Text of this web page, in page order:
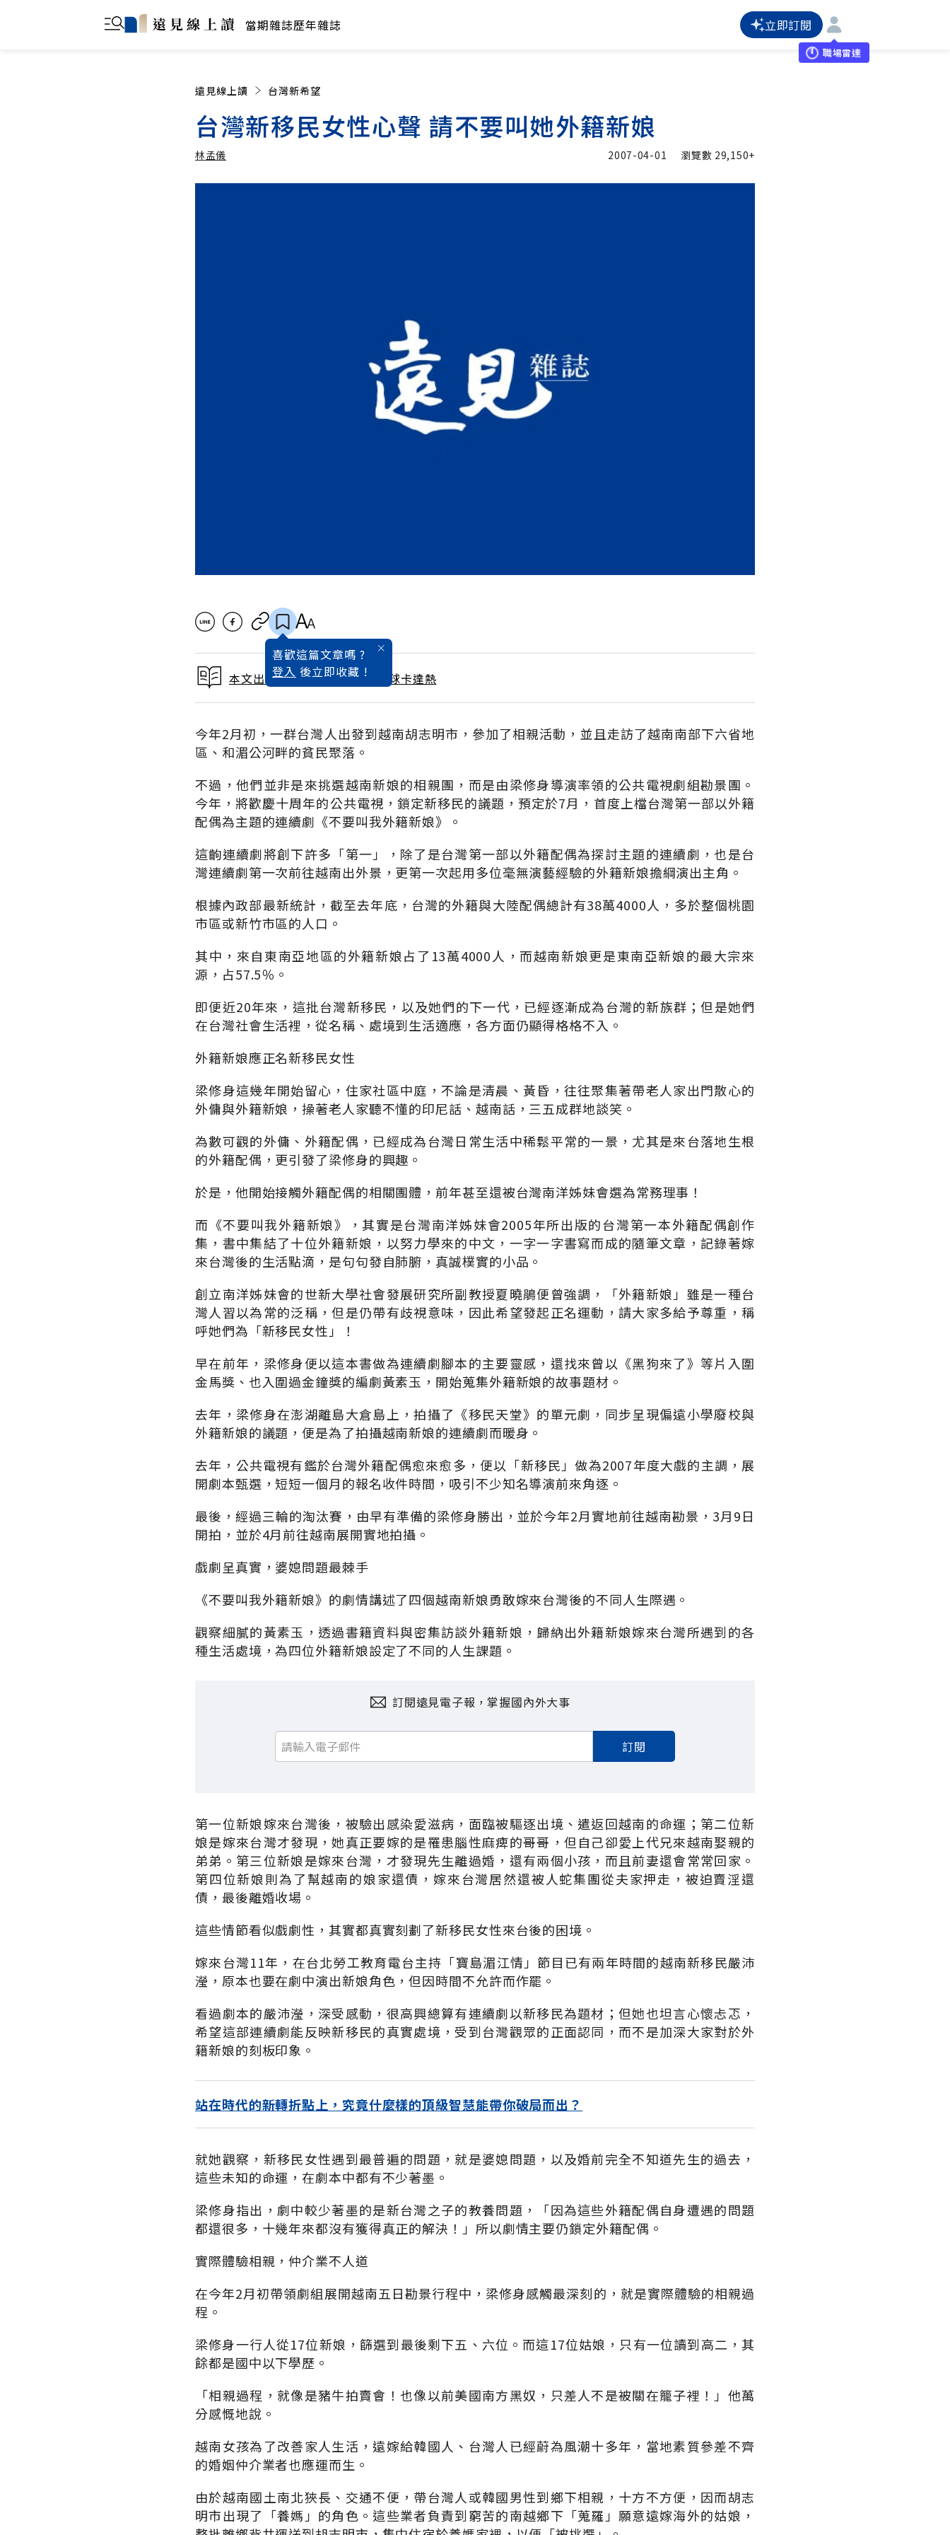
當期雜誌歷年雜誌 立即訂閱
職場雷達
遠見線上讀 台灣新希望
台灣新移民女性心聲 請不要叫她外籍新娘
林孟儀 2007-04-01 瀏覽數 29,150+
喜歡這篇文章嗎 ?
登入 後立即收藏 !
本文出自 2007 / 4月號雜誌 全球卡達熱
今年2月初，一群台灣人出發到越南胡志明市，參加了相親活動，並且走訪了越南南部下六省地
區、和湄公河畔的貧民聚落。
不過，他們並非是來挑選越南新娘的相親團，而是由梁修身導演率領的公共電視劇組勘景團。
今年，將歡慶十周年的公共電視，鎖定新移民的議題，預定於7月，首度上檔台灣第一部以外籍
配偶為主題的連續劇《不要叫我外籍新娘》。
這齣連續劇將創下許多「第一」，除了是台灣第一部以外籍配偶為探討主題的連續劇，也是台
灣連續劇第一次前往越南出外景，更第一次起用多位毫無演藝經驗的外籍新娘擔綱演出主角。
根據內政部最新統計，截至去年底，台灣的外籍與大陸配偶總計有38萬4000人，多於整個桃園
市區或新竹市區的人口。
其中，來自東南亞地區的外籍新娘占了13萬4000人，而越南新娘更是東南亞新娘的最大宗來
源，占57.5％。
即便近20年來，這批台灣新移民，以及她們的下一代，已經逐漸成為台灣的新族群；但是她們
在台灣社會生活裡，從名稱、處境到生活適應，各方面仍顯得格格不入。
外籍新娘應正名新移民女性
梁修身這幾年開始留心，住家社區中庭，不論是清晨、黃昏，往往聚集著帶老人家出門散心的
外傭與外籍新娘，操著老人家聽不懂的印尼話、越南話，三五成群地談笑。
為數可觀的外傭、外籍配偶，已經成為台灣日常生活中稀鬆平常的一景，尤其是來台落地生根
的外籍配偶，更引發了梁修身的興趣。
於是，他開始接觸外籍配偶的相關團體，前年甚至還被台灣南洋姊妹會選為常務理事！
而《不要叫我外籍新娘》，其實是台灣南洋姊妹會2005年所出版的台灣第一本外籍配偶創作
集，書中集結了十位外籍新娘，以努力學來的中文，一字一字書寫而成的隨筆文章，記錄著嫁
來台灣後的生活點滴，是句句發自肺腑，真誠樸實的小品。
創立南洋姊妹會的世新大學社會發展研究所副教授夏曉鵑便曾強調，「外籍新娘」雖是一種台
灣人習以為常的泛稱，但是仍帶有歧視意味，因此希望發起正名運動，請大家多給予尊重，稱
呼她們為「新移民女性」！
早在前年，梁修身便以這本書做為連續劇腳本的主要靈感，還找來曾以《黑狗來了》等片入圍
金馬獎、也入圍過金鐘獎的編劇黃素玉，開始蒐集外籍新娘的故事題材。
去年，梁修身在澎湖離島大倉島上，拍攝了《移民天堂》的單元劇，同步呈現偏遠小學廢校與
外籍新娘的議題，便是為了拍攝越南新娘的連續劇而暖身。
去年，公共電視有鑑於台灣外籍配偶愈來愈多，便以「新移民」做為2007年度大戲的主調，展
開劇本甄選，短短一個月的報名收件時間，吸引不少知名導演前來角逐。
最後，經過三輪的淘汰賽，由早有準備的梁修身勝出，並於今年2月實地前往越南勘景，3月9日
開拍，並於4月前往越南展開實地拍攝。
戲劇呈真實，婆媳問題最棘手
《不要叫我外籍新娘》的劇情講述了四個越南新娘勇敢嫁來台灣後的不同人生際遇。
觀察細膩的黃素玉，透過書籍資料與密集訪談外籍新娘，歸納出外籍新娘嫁來台灣所遇到的各
種生活處境，為四位外籍新娘設定了不同的人生課題。
訂閱遠見電子報，掌握國內外大事
訂閱
第一位新娘嫁來台灣後，被驗出感染愛滋病，面臨被驅逐出境、遣返回越南的命運；第二位新
娘是嫁來台灣才發現，她真正要嫁的是罹患腦性麻痺的哥哥，但自己卻愛上代兄來越南娶親的
弟弟。第三位新娘是嫁來台灣，才發現先生離過婚，還有兩個小孩，而且前妻還會常常回家。
第四位新娘則為了幫越南的娘家還債，嫁來台灣居然還被人蛇集團從夫家押走，被迫賣淫還
債，最後離婚收場。
這些情節看似戲劇性，其實都真實刻劃了新移民女性來台後的困境。
嫁來台灣11年，在台北勞工教育電台主持「寶島湄江情」節目已有兩年時間的越南新移民嚴沛
瀅，原本也要在劇中演出新娘角色，但因時間不允許而作罷。
看過劇本的嚴沛瀅，深受感動，很高興總算有連續劇以新移民為題材；但她也坦言心懷忐忑，
希望這部連續劇能反映新移民的真實處境，受到台灣觀眾的正面認同，而不是加深大家對於外
籍新娘的刻板印象。
站在時代的新轉折點上，究竟什麼樣的頂級智慧能帶你破局而出？
就她觀察，新移民女性遇到最普遍的問題，就是婆媳問題，以及婚前完全不知道先生的過去，
這些未知的命運，在劇本中都有不少著墨。
梁修身指出，劇中較少著墨的是新台灣之子的教養問題，「因為這些外籍配偶自身遭遇的問題
都還很多，十幾年來都沒有獲得真正的解決！」所以劇情主要仍鎖定外籍配偶。
實際體驗相親，仲介業不人道
在今年2月初帶領劇組展開越南五日勘景行程中，梁修身感觸最深刻的，就是實際體驗的相親過
程。
梁修身一行人從17位新娘，篩選到最後剩下五、六位。而這17位姑娘，只有一位讀到高二，其
餘都是國中以下學歷。
「相親過程，就像是豬牛拍賣會！也像以前美國南方黑奴，只差人不是被關在籠子裡！」他萬
分感慨地說。
越南女孩為了改善家人生活，遠嫁給韓國人、台灣人已經蔚為風潮十多年，當地素質參差不齊
的婚姻仲介業者也應運而生。
由於越南國土南北狹長、交通不便，帶台灣人或韓國男性到鄉下相親，十方不方便，因而胡志
明市出現了「養媽」的角色。這些業者負責到窮苦的南越鄉下「蒐羅」願意遠嫁海外的姑娘，